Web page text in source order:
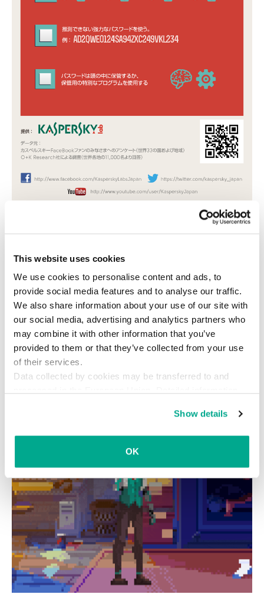
This website uses cookies
We use cookies to personalise content and ads, to
provide social media features and to analyse our traffic.
We also share information about your use of our site with
our social media, advertising and analytics partners who
may combine it with other information that you’ve
provided to them or that they’ve collected from your use
of their services.
Data collected by cookies may be transferred to and
Show details
OK
インフォグラフィック オンライン
パスワード
プロテクション